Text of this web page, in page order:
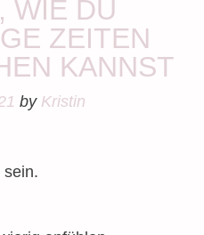
WIE DU
ZEITEN
KANNST
by Kristin
sein.